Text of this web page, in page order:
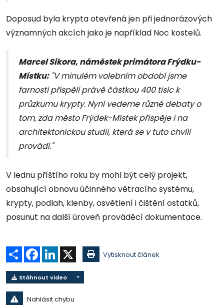
Doposud byla krypta otevřená jen při jednorázových
významných akcích jako je například Noc kostelů.
Marcel Sikora, náměstek primátora Frýdku-
Místku:"V minulém volebním období jsme
farnosti přispěli právě částkou 400 tisíc k
průzkumu krypty. Nyní vedeme různé debaty o
tom, zda město Frýdek-Místek přispěje i na
architektonickou studii, která se v tuto chvíli
provádí."
V lednu příštího roku by mohl být celý projekt,
obsahující obnovu účinného větracího systému,
krypty, podlah, klenby, osvětlení i čištění ostatků,
posunut na další úroveň prováděcí dokumentace.
Sdílet Facebook
LinkedIn Vytisknout článek
Stáhnout video
Nahlásit chybu